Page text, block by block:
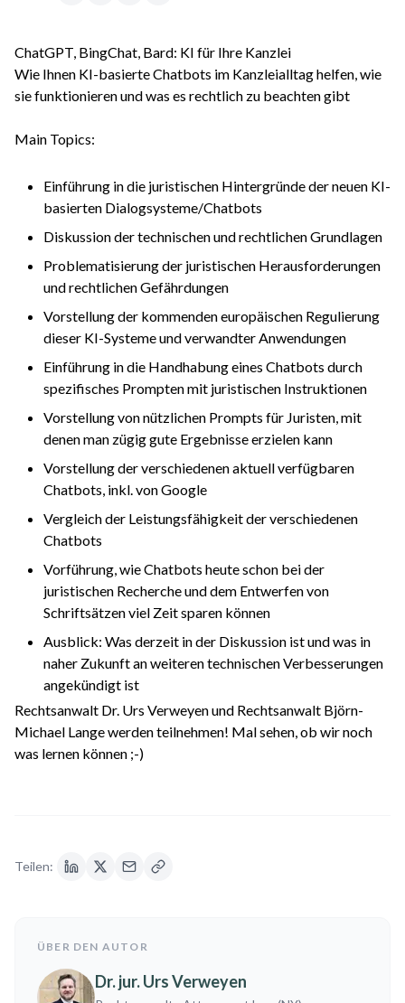
ChatGPT, BingChat, Bard: KI für Ihre Kanzlei
Wie Ihnen KI-basierte Chatbots im Kanzleialltag helfen, wie
sie funktionieren und was es rechtlich zu beachten gibt
Main Topics:
Einführung in die juristischen Hintergründe der neuen KI-
basierten Dialogsysteme/Chatbots
Diskussion der technischen und rechtlichen Grundlagen
Problematisierung der juristischen Herausforderungen
und rechtlichen Gefährdungen
Vorstellung der kommenden europäischen Regulierung
dieser KI-Systeme und verwandter Anwendungen
Einführung in die Handhabung eines Chatbots durch
spezifisches Prompten mit juristischen Instruktionen
Vorstellung von nützlichen Prompts für Juristen, mit
denen man zügig gute Ergebnisse erzielen kann
Vorstellung der verschiedenen aktuell verfügbaren
Chatbots, inkl. von Google
Vergleich der Leistungsfähigkeit der verschiedenen
Chatbots
Vorführung, wie Chatbots heute schon bei der
juristischen Recherche und dem Entwerfen von
Schriftsätzen viel Zeit sparen können
Ausblick: Was derzeit in der Diskussion ist und was in
naher Zukunft an weiteren technischen Verbesserungen
angekündigt ist
Rechtsanwalt Dr. Urs Verweyen und Rechtsanwalt Björn-
Michael Lange werden teilnehmen! Mal sehen, ob wir noch
was lernen können ;-)
Teilen:
ÜBER DEN AUTOR
Dr. jur. Urs Verweyen